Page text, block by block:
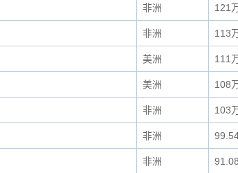
非洲 121
非洲 113
美洲 111
美洲 108
非洲 103
非洲
非洲